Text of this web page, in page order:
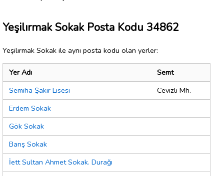
Yeşilırmak Sokak Posta Kodu 34862
Yeşilırmak Sokak ile aynı posta kodu olan yerler:
Yer Adı
Semt
Semiha Şakir Lisesi
Cevizli Mh.
Erdem Sokak
Gök Sokak
Barış Sokak
İett Sultan Ahmet Sokak. Durağı